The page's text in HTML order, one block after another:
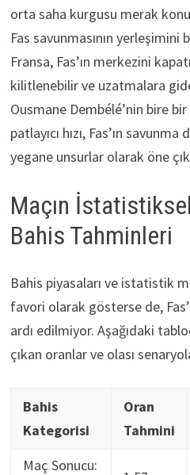
orta saha kurgusu merak
Fas savunmasının
Fransa, Fas’ın merkezini
kilitlenebilir ve uzatmalara
Ousmane Dembélé’nin bire
patlayıcı hızı, Fas’ın
yegane unsurlar olarak öne
Maçın
Bahis Tahminleri
Bahis piyasaları ve istatistik
favori olarak gösterse de,
ardı edilmiyor. Aşağıdaki
çıkan oranlar ve olası
Bahis
Kategorisi
Oran
Tahmini
Maç Sonucu: